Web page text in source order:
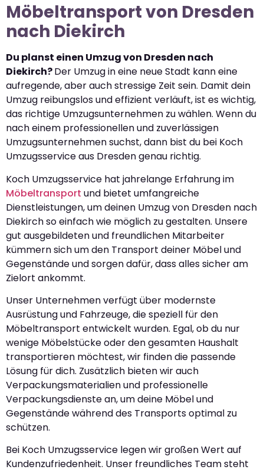
Möbeltransport von Dresden
nach Diekirch
Du planst einen Umzug von Dresden nach
Diekirch?Der Umzug in eine neue Stadt kann eine
aufregende, aber auch stressige Zeit sein. Damit dein
Umzug reibungslos und effizient verläuft, ist es wichtig,
das richtige Umzugsunternehmen zu wählen. Wenn du
nach einem professionellen und zuverlässigen
Umzugsunternehmen suchst, dann bist du bei Koch
Umzugsservice aus Dresden genau richtig.
Koch Umzugsservice hat jahrelange Erfahrung im
Möbeltransport und bietet umfangreiche
Dienstleistungen, um deinen Umzug von Dresden nach
Diekirch so einfach wie möglich zu gestalten. Unsere
gut ausgebildeten und freundlichen Mitarbeiter
kümmern sich um den Transport deiner Möbel und
Gegenstände und sorgen dafür, dass alles sicher am
Zielort ankommt.
Unser Unternehmen verfügt über modernste
Ausrüstung und Fahrzeuge, die speziell für den
Möbeltransport entwickelt wurden. Egal, ob du nur
wenige Möbelstücke oder den gesamten Haushalt
transportieren möchtest, wir finden die passende
Lösung für dich. Zusätzlich bieten wir auch
Verpackungsmaterialien und professionelle
Verpackungsdienste an, um deine Möbel und
Gegenstände während des Transports optimal zu
schützen.
Bei Koch Umzugsservice legen wir großen Wert auf
Kundenzufriedenheit. Unser freundliches Team steht